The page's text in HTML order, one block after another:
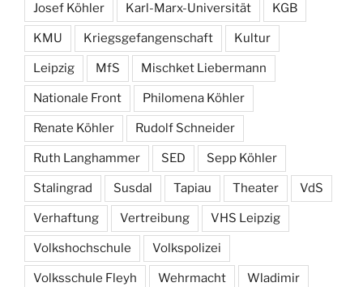
Josef Köhler Karl-Marx-Universität KGB
KMU Kriegsgefangenschaft Kultur
Leipzig MfS Mischket Liebermann
Nationale Front Philomena Köhler
Renate Köhler Rudolf Schneider
Ruth Langhammer SED Sepp Köhler
Stalingrad Susdal Tapiau Theater VdS
Verhaftung Vertreibung VHS Leipzig
Volkshochschule Volkspolizei
Volksschule Fleyh Wehrmacht Wladimir